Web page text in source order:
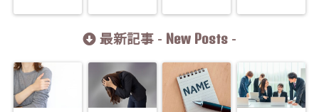
最新記事 - New Posts -